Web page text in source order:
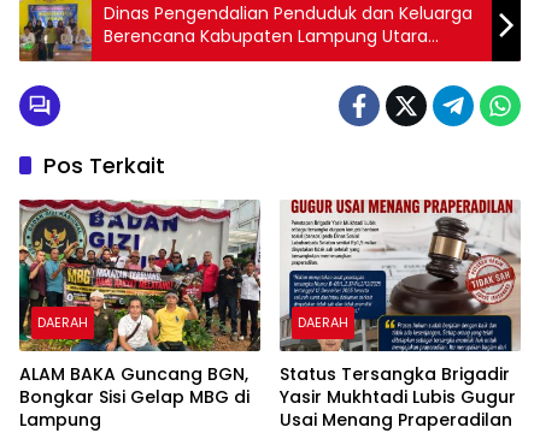
Dinas Pengendalian Penduduk dan Keluarga
Berencana Kabupaten Lampung Utara
Menggelar Kegiatan Kelompok Kerja
Pos Terkait
DAERAH
ALAM BAKA Guncang BGN,
Bongkar Sisi Gelap MBG di
Lampung
DAERAH
Status Tersangka Brigadir
Yasir Mukhtadi Lubis Gugur
Usai Menang Praperadilan